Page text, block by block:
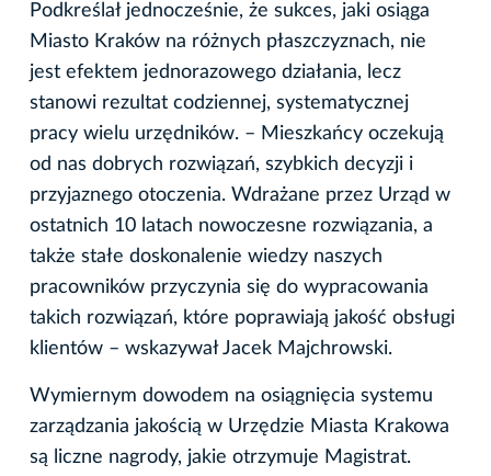
Podkreślał jednocześnie, że sukces, jaki osiąga
Miasto Kraków na różnych płaszczyznach, nie
jest efektem jednorazowego działania, lecz
stanowi rezultat codziennej, systematycznej
pracy wielu urzędników. – Mieszkańcy oczekują
od nas dobrych rozwiązań, szybkich decyzji i
przyjaznego otoczenia. Wdrażane przez Urząd w
ostatnich 10 latach nowoczesne rozwiązania, a
także stałe doskonalenie wiedzy naszych
pracowników przyczynia się do wypracowania
takich rozwiązań, które poprawiają jakość obsługi
klientów – wskazywał Jacek Majchrowski.
Wymiernym dowodem na osiągnięcia systemu
zarządzania jakością w Urzędzie Miasta Krakowa
są liczne nagrody, jakie otrzymuje Magistrat.